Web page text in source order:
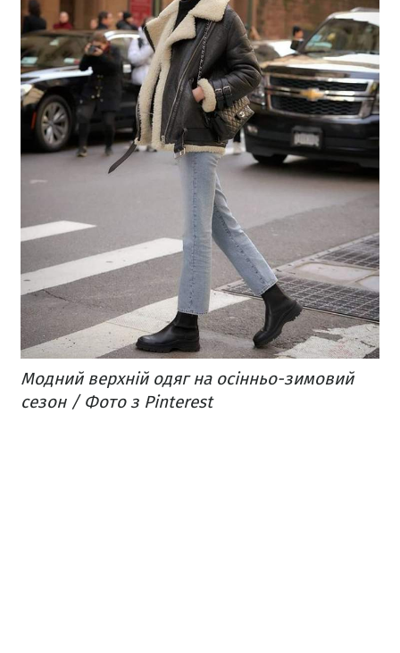
Модний верхній одяг на осінньо-зимовий
сезон / Фото з Pinterest